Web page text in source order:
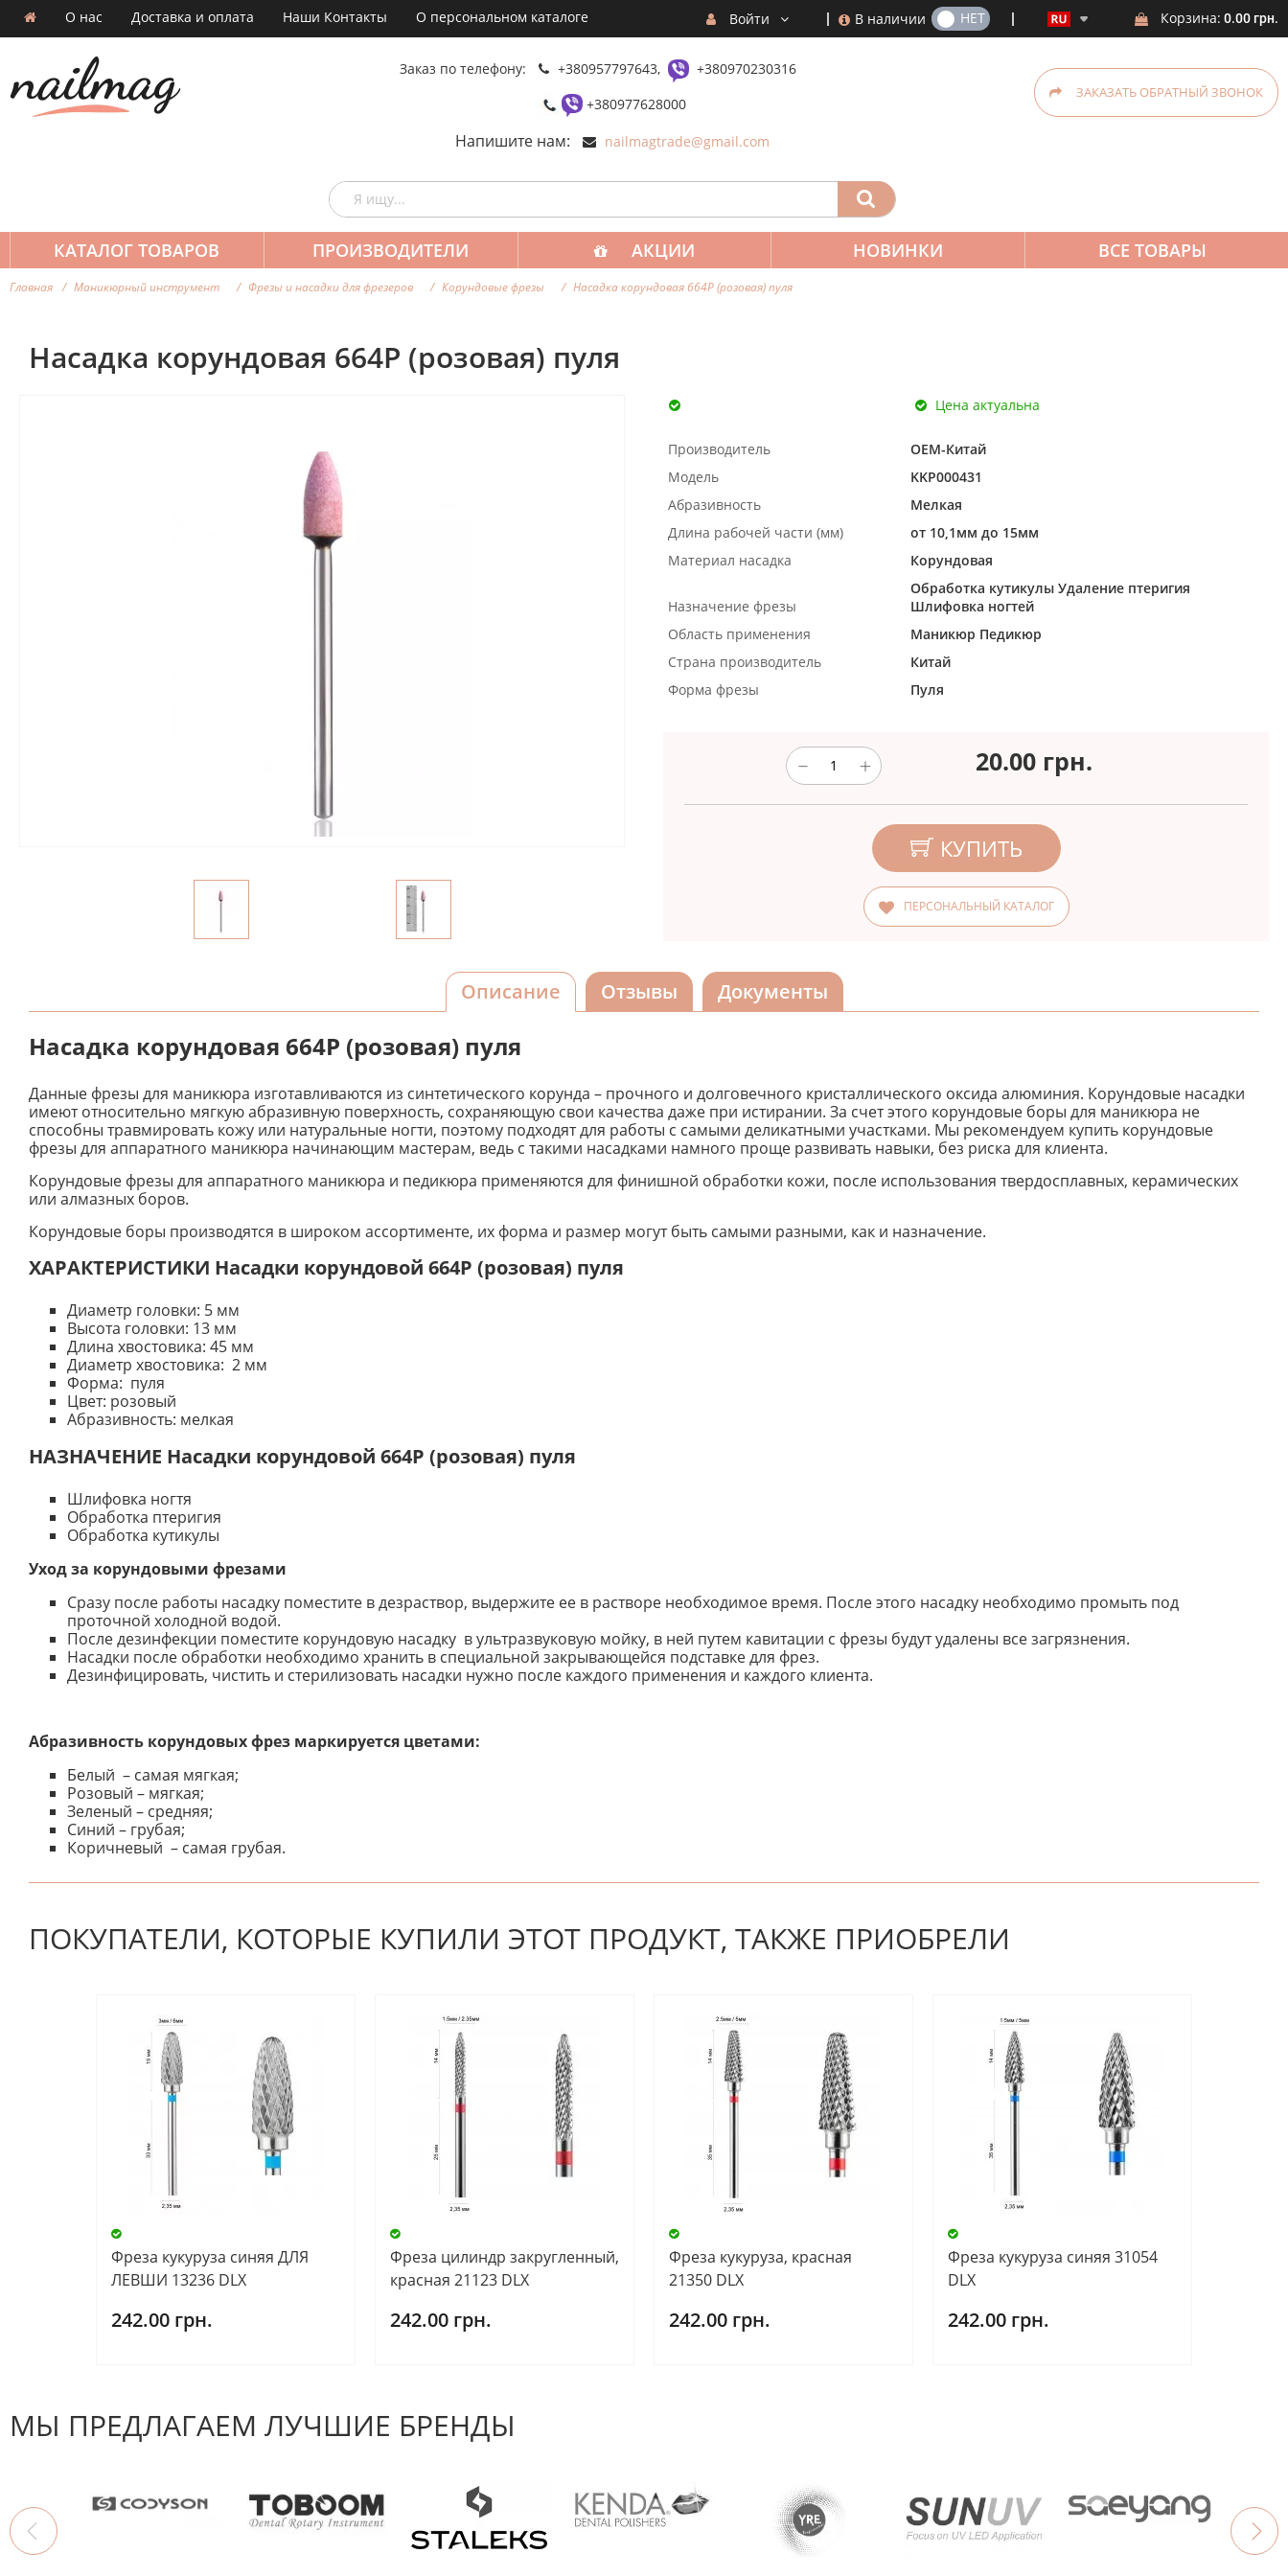
О нас Доставка и оплата Наши Контакты О персональном каталоге Корзина: 0.00 грн.
В наличии
ДА НЕТ
Войти
Заказ по телефону: +380957797643,
+380970230316
+380977628000
Напишите нам: nailmagtrade@gmail.com
ЗАКАЗАТЬ ОБРАТНЫЙ ЗВОНОК
КАТАЛОГ ТОВАРОВ ПРОИЗВОДИТЕЛИ АКЦИИ НОВИНКИ ВСЕ ТОВАРЫ
Главная Маникюрный инструмент Фрезы и насадки для фрезеров Корундовые фрезы Насадка корундовая 664Р (розовая) пуля
Насадка корундовая 664Р (розовая) пуля
Цена актуальна
Производитель
ОЕМ-Китай
Модель
KKP000431
Абразивность
Мелкая
Длина рабочей части (мм)
от 10,1мм до 15мм
Материал насадка
Корундовая
Назначение фрезы
Обработка кутикулы Удаление птеригия
Шлифовка ногтей
Область применения
Маникюр Педикюр
Страна производитель
Китай
Форма фрезы
Пуля
20.00 грн.
КУПИТЬ
ПЕРСОНАЛЬНЫЙ КАТАЛОГ
Описание Отзывы Документы
Насадка корундовая 664Р (розовая) пуля
Данные фрезы для маникюра изготавливаются из синтетического корунда – прочного и долговечного кристаллического оксида алюминия. Корундовые насадки
имеют относительно мягкую абразивную поверхность, сохраняющую свои качества даже при истирании. За счет этого корундовые боры для маникюра не
способны травмировать кожу или натуральные ногти, поэтому подходят для работы с самыми деликатными участками. Мы рекомендуем купить корундовые
фрезы для аппаратного маникюра начинающим мастерам, ведь с такими насадками намного проще развивать навыки, без риска для клиента.
Корундовые фрезы для аппаратного маникюра и педикюра применяются для финишной обработки кожи, после использования твердосплавных, керамических
или алмазных боров.
Корундовые боры производятся в широком ассортименте, их форма и размер могут быть самыми разными, как и назначение.
ХАРАКТЕРИСТИКИ Насадки корундовой 664Р (розовая) пуля
Диаметр головки: 5 мм
Высота головки: 13 мм
Длина хвостовика: 45 мм
Диаметр хвостовика: 2 мм
Форма: пуля
Цвет: розовый
Абразивность: мелкая
НАЗНАЧЕНИЕ Насадки корундовой 664Р (розовая) пуля
Шлифовка ногтя
Обработка птеригия
Обработка кутикулы
Уход за корундовыми фрезами
Сразу после работы насадку поместите в дезраствор, выдержите ее в растворе необходимое время. После этого насадку необходимо промыть под
проточной холодной водой.
После дезинфекции поместите корундовую насадку в ультразвуковую мойку, в ней путем кавитации с фрезы будут удалены все загрязнения.
Насадки после обработки необходимо хранить в специальной закрывающейся подставке для фрез.
Дезинфицировать, чистить и стерилизовать насадки нужно после каждого применения и каждого клиента.
Абразивность корундовых фрез маркируется цветами:
Белый – самая мягкая;
Розовый – мягкая;
Зеленый – средняя;
Синий – грубая;
Коричневый – самая грубая.
К настоящему времени нет отзывов. Вы можете стать первым! Будьте первым, кто напишет отзыв.
ПОКУПАТЕЛИ, КОТОРЫЕ КУПИЛИ ЭТОТ ПРОДУКТ, ТАКЖЕ ПРИОБРЕЛИ
Фреза кукуруза синяя ДЛЯ
ЛЕВШИ 13236 DLX
242.00 грн.
Фреза цилиндр закругленный,
красная 21123 DLX
242.00 грн.
Фреза кукуруза, красная
21350 DLX
242.00 грн.
Фреза кукуруза синяя 31054
DLX
242.00 грн.
МЫ ПРЕДЛАГАЕМ ЛУЧШИЕ БРЕНДЫ